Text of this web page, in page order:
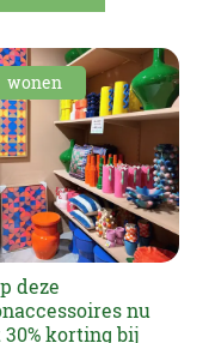
wonen
deze
nu
30% korting bij